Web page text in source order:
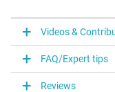
Videos &
FAQ/Expert tips
Reviews